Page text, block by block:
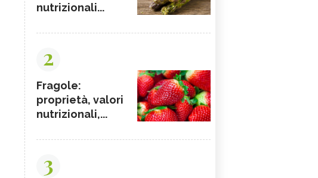
nutrizionali...
2
Fragole:
proprietà, valori
nutrizionali,...
3